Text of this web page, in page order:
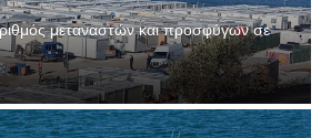
μεταναστών και προσφύγων σε